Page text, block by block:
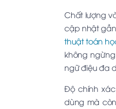
Chất lượng
cập nhật
thuật toán
không
ngữ điệu đa
Độ chính
dùng mà